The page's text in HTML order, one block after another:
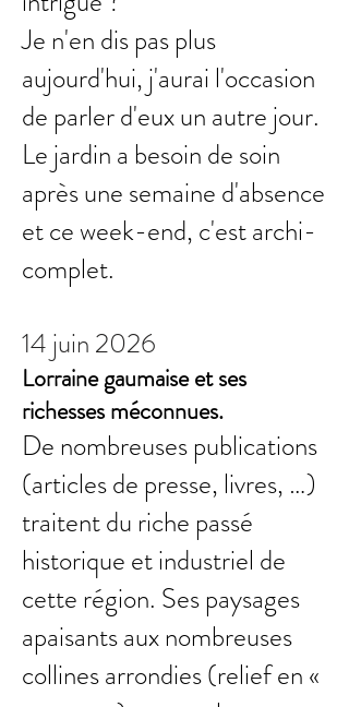
Je n'en dis pas plus
aujourd'hui, j'aurai l'occasion
de parler d'eux un autre jour.
Le jardin a besoin de soin
après une semaine d'absence
et ce week-end, c'est archi-
complet.
14 juin 2026
Lorraine gaumaise et ses
richesses méconnues.
De nombreuses publications
(articles de presse, livres, …)
traitent du riche passé
historique et industriel de
cette région. Ses paysages
apaisants aux nombreuses
collines arrondies (relief en «